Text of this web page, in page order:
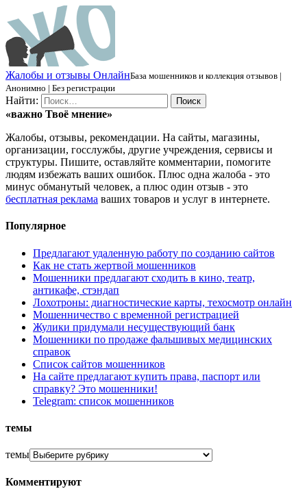
Жалобы и отзывы ОнлайнБаза мошенников и коллекция отзывов |
Анонимно | Без регистрации
Найти:
«важно Твоё мнение»
Жалобы, отзывы, рекомендации. На сайты, магазины,
организации, госслужбы, другие учреждения, сервисы и
структуры. Пишите, оставляйте комментарии, помогите
людям избежать ваших ошибок. Плюс одна жалоба - это
минус обманутый человек, а плюс один отзыв - это
бесплатная реклама ваших товаров и услуг в интернете.
Популярное
Предлагают удаленную работу по созданию сайтов
Как не стать жертвой мошенников
Мошенники предлагают сходить в кино, театр,
антикафе, стэндап
Лохотроны: диагностические карты, техосмотр онлайн
Мошенничество с временной регистрацией
Жулики придумали несуществующий банк
Мошенники по продаже фальшивых медицинских
справок
Список сайтов мошенников
На сайте предлагают купить права, паспорт или
справку? Это мошенники!
Telegram: список мошенников
темы
темы
Комментируют